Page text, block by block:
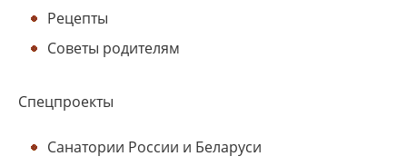
Рецепты
Советы родителям
Спецпроекты
Санатории России и Беларуси